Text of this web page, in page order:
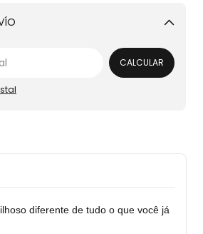
Cambiar CP
CALCULAR
diferente de tudo o que você já